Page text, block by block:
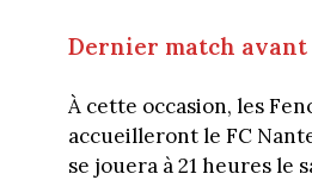
Dernier match
À cette occasion, les
accueilleront le FC
se jouera à 21 heures le